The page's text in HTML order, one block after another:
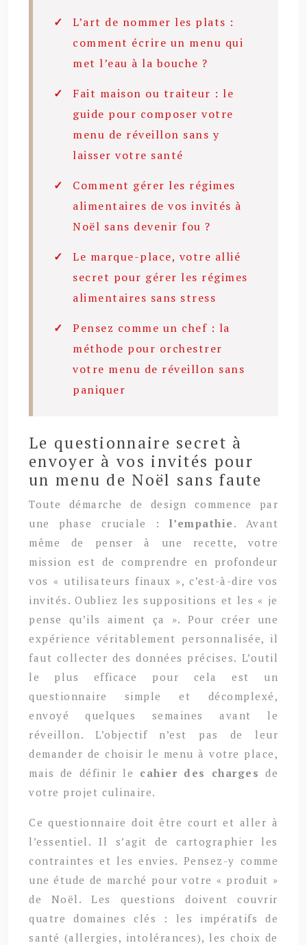
L’art de nommer les plats :
comment écrire un menu qui
met l’eau à la bouche ?
Fait maison ou traiteur : le
guide pour composer votre
menu de réveillon sans y
laisser votre santé
Comment gérer les régimes
alimentaires de vos invités à
Noël sans devenir fou ?
Le marque-place, votre allié
secret pour gérer les régimes
alimentaires sans stress
Pensez comme un chef : la
méthode pour orchestrer
votre menu de réveillon sans
paniquer
Le questionnaire secret à
envoyer à vos invités pour
un menu de Noël sans faute
Toute démarche de design commence par
une phase cruciale : l’empathie . Avant
même de penser à une recette, votre
mission est de comprendre en profondeur
vos « utilisateurs finaux », c’est-à-dire vos
invités. Oubliez les suppositions et les « je
pense qu’ils aiment ça ». Pour créer une
expérience véritablement personnalisée, il
faut collecter des données précises. L’outil
le plus efficace pour cela est un
questionnaire simple et décomplexé,
envoyé quelques semaines avant le
réveillon. L’objectif n’est pas de leur
demander de choisir le menu à votre place,
mais de définir le cahier des charges de
votre projet culinaire.
Ce questionnaire doit être court et aller à
l’essentiel. Il s’agit de cartographier les
contraintes et les envies. Pensez-y comme
une étude de marché pour votre « produit »
de Noël. Les questions doivent couvrir
quatre domaines clés : les impératifs de
santé (allergies, intolérances), les choix de